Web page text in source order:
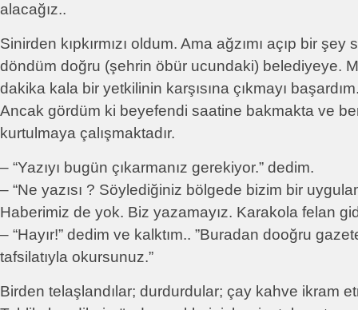
alacağız..
Sinirden kıpkırmızı oldum. Ama ağzımı açıp bir şey
döndüm doğru (şehrin öbür ucundaki) belediyeye.
dakika kala bir yetkilinin karşısına çıkmayı
Ancak gördüm ki beyefendi saatine bakmakta ve
kurtulmaya çalışmaktadır.
– “Yazıyı bugün çıkarmanız gerekiyor.” dedim.
– “Ne yazısı ? Söylediğiniz bölgede bizim bir
Haberimiz de yok. Biz yazamayız. Karakola felan
– “Hayır!” dedim ve kalktım.. ”Buradan dooğru
tafsilatıyla okursunuz.”
Birden telaşlandılar; durdurdular; çay kahve ikram